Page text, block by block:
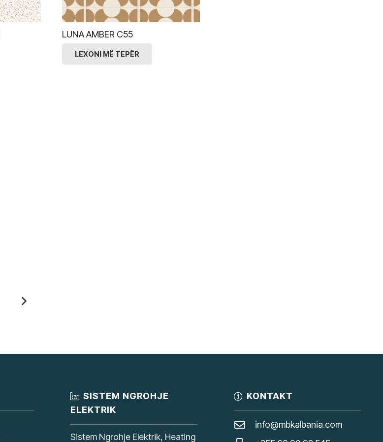
LUNA AMBER C55
LEXONI MË TEPËR
SISTEM NGROHJE
ELEKTRIK
Sistem Ngrohje Elektrik, Heating
KONTAKT
info@mbkalbania.com